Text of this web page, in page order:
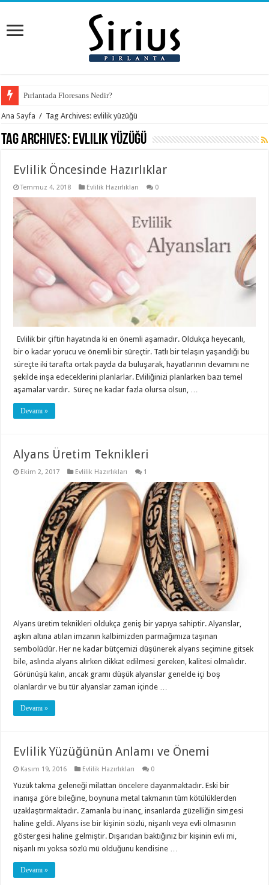
Pırlantada Floresans Nedir?
Ana Sayfa / Tag Archives: evlilik yüzüğü
Tag Archives: evlilik yüzüğü
Evlilik Öncesinde Hazırlıklar
Temmuz 4, 2018 Evlilik Hazırlıkları 0
Evlilik bir çiftin hayatında ki en önemli aşamadır. Oldukça heyecanlı,
bir o kadar yorucu ve önemli bir süreçtir. Tatlı bir telaşın yaşandığı bu
süreçte iki tarafta ortak payda da buluşarak, hayatlarının devamını ne
şekilde inşa edeceklerini planlarlar. Evliliğinizi planlarken bazı temel
aşamalar vardır. Süreç ne kadar fazla olursa olsun, …
Devamı »
Alyans Üretim Teknikleri
Ekim 2, 2017 Evlilik Hazırlıkları 1
Alyans üretim teknikleri oldukça geniş bir yapıya sahiptir. Alyanslar,
aşkın altına atılan imzanın kalbimizden parmağımıza taşınan
sembolüdür. Her ne kadar bütçemizi düşünerek alyans seçimine gitsek
bile, aslında alyans alırken dikkat edilmesi gereken, kalitesi olmalıdır.
Görünüşü kalın, ancak gramı düşük alyanslar genelde içi boş
olanlardır ve bu tür alyanslar zaman içinde …
Devamı »
Evlilik Yüzüğünün Anlamı ve Önemi
Kasım 19, 2016 Evlilik Hazırlıkları 0
Yüzük takma geleneği milattan öncelere dayanmaktadır. Eski bir
inanışa göre bileğine, boynuna metal takmanın tüm kötülüklerden
uzaklaştırmaktadır. Zamanla bu inanç, insanlarda güzelliğin simgesi
haline geldi. Alyans ise bir kişinin sözlü, nişanlı veya evli olmasının
göstergesi haline gelmiştir. Dışarıdan baktığınız bir kişinin evli mi,
nişanlı mı yoksa sözlü mü olduğunu kendisine …
Devamı »